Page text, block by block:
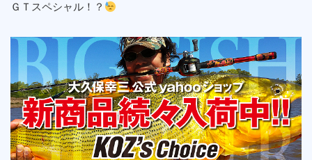
ＧＴスペシャル！？